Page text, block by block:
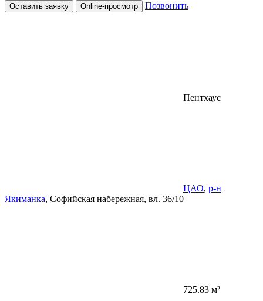
Оставить заявку Online-просмотр Позвонить
Пентхаус
ЦАО, р-н
Якиманка, Софийская набережная, вл. 36/10
725.83 м²